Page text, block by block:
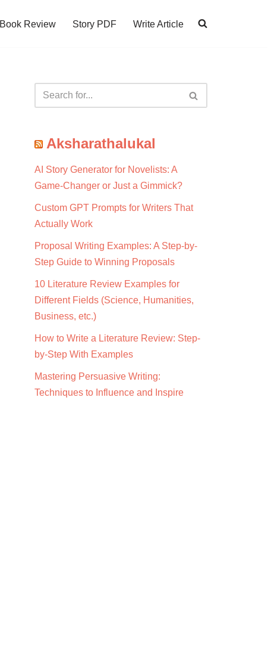
Book Review Story PDF Write Article
Aksharathalukal
AI Story Generator for Novelists: A
Game-Changer or Just a Gimmick?
Custom GPT Prompts for Writers That
Actually Work
Proposal Writing Examples: A Step-by-
Step Guide to Winning Proposals
10 Literature Review Examples for
Different Fields (Science, Humanities,
Business, etc.)
How to Write a Literature Review: Step-
by-Step With Examples
Mastering Persuasive Writing:
Techniques to Influence and Inspire